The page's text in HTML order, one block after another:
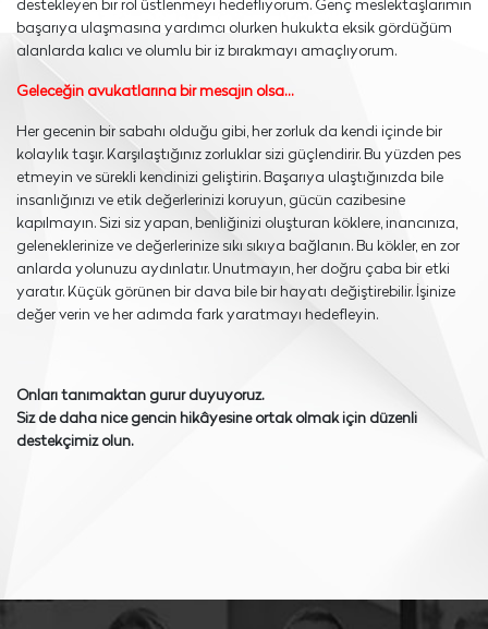
destekleyen bir rol üstlenmeyi hedefliyorum. Genç meslektaşlarımın
başarıya ulaşmasına yardımcı olurken hukukta eksik gördüğüm
alanlarda kalıcı ve olumlu bir iz bırakmayı amaçlıyorum.
Geleceğin avukatlarına bir mesajın olsa…
Her gecenin bir sabahı olduğu gibi, her zorluk da kendi içinde bir
kolaylık taşır. Karşılaştığınız zorluklar sizi güçlendirir. Bu yüzden pes
etmeyin ve sürekli kendinizi geliştirin. Başarıya ulaştığınızda bile
insanlığınızı ve etik değerlerinizi koruyun, gücün cazibesine
kapılmayın. Sizi siz yapan, benliğinizi oluşturan köklere, inancınıza,
geleneklerinize ve değerlerinize sıkı sıkıya bağlanın. Bu kökler, en zor
anlarda yolunuzu aydınlatır. Unutmayın, her doğru çaba bir etki
yaratır. Küçük görünen bir dava bile bir hayatı değiştirebilir. İşinize
değer verin ve her adımda fark yaratmayı hedefleyin.
Onları tanımaktan gurur duyuyoruz.
Siz de daha nice gencin hikâyesine ortak olmak için düzenli
destekçimiz olun.